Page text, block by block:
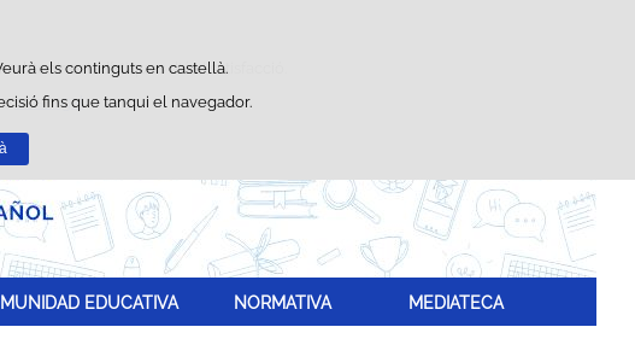
estadístiques d'ús i satisfacció.
avís legal.
els continguts en castellà.
fins que tanqui el navegador.
EDUCATIVA NORMATIVA MEDIATECA